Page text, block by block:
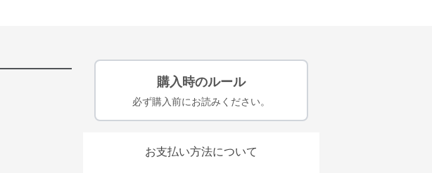
購入時のルール
必ず購入前にお読みください。
お支払い方法について